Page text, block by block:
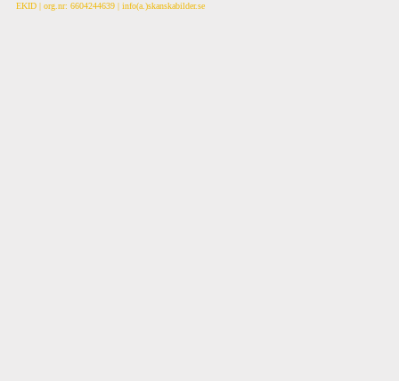
EKID | org.nr: 6604244639 | info(a.)skanskabilder.se